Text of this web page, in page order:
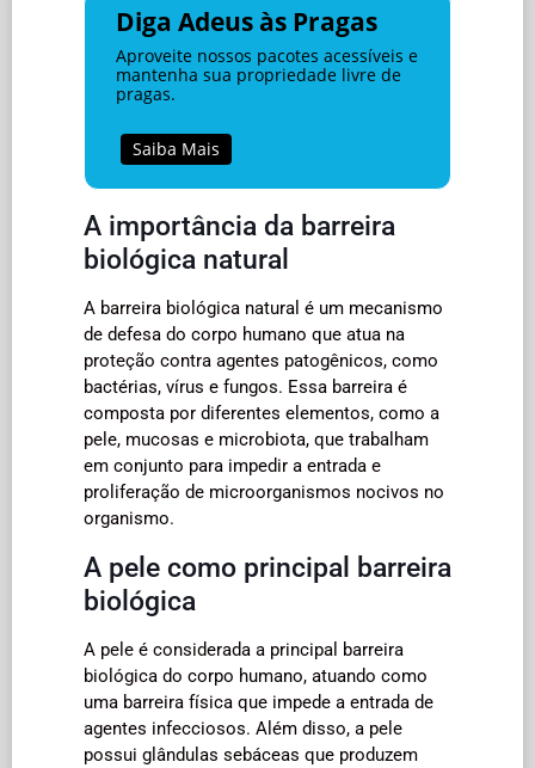
Diga Adeus às Pragas
Aproveite nossos pacotes acessíveis e
mantenha sua propriedade livre de
pragas.
Saiba Mais
A importância da barreira
biológica natural
A barreira biológica natural é um mecanismo
de defesa do corpo humano que atua na
proteção contra agentes patogênicos, como
bactérias, vírus e fungos. Essa barreira é
composta por diferentes elementos, como a
pele, mucosas e microbiota, que trabalham
em conjunto para impedir a entrada e
proliferação de microorganismos nocivos no
organismo.
A pele como principal barreira
biológica
A pele é considerada a principal barreira
biológica do corpo humano, atuando como
uma barreira física que impede a entrada de
agentes infecciosos. Além disso, a pele
possui glândulas sebáceas que produzem